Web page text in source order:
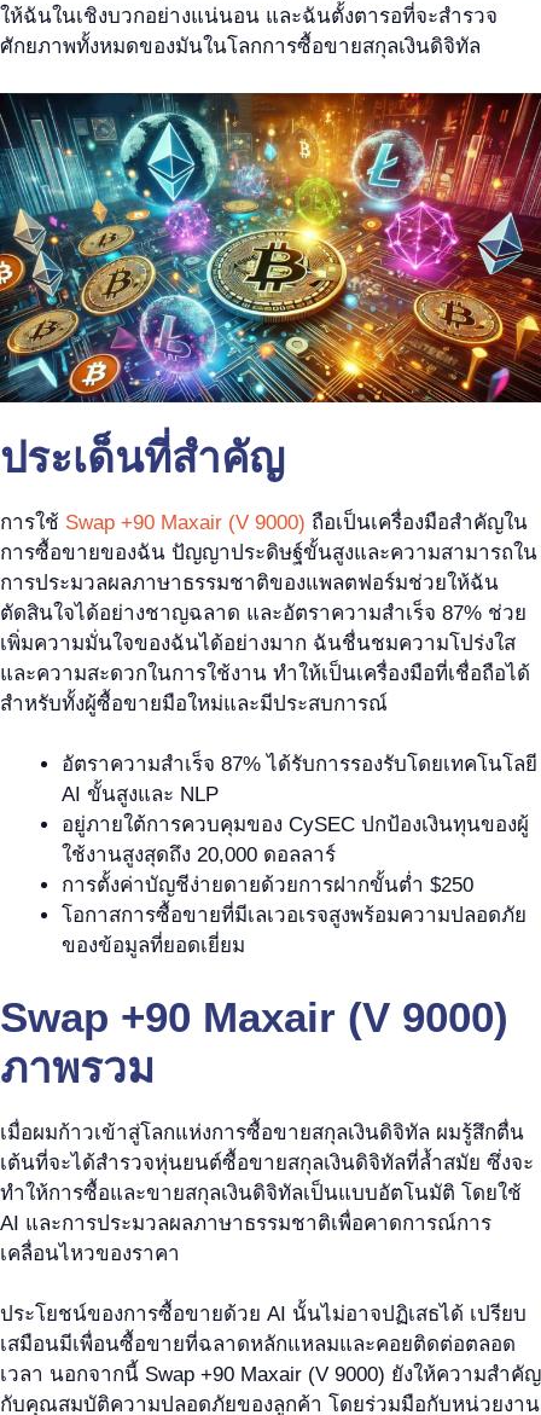
ให้ฉันในเชิงบวกอย่างแน่นอน และฉันตั้งตารอที่จะสำรวจ
ศักยภาพทั้งหมดของมันในโลกการซื้อขายสกุลเงินดิจิทัล
ประเด็นที่สำคัญ
การใช้ Swap +90 Maxair (V 9000) ถือเป็นเครื่องมือสำคัญใน
การซื้อขายของฉัน ปัญญาประดิษฐ์ขั้นสูงและความสามารถใน
การประมวลผลภาษาธรรมชาติของแพลตฟอร์มช่วยให้ฉัน
ตัดสินใจได้อย่างชาญฉลาด และอัตราความสำเร็จ 87% ช่วย
เพิ่มความมั่นใจของฉันได้อย่างมาก ฉันชื่นชมความโปร่งใส
และความสะดวกในการใช้งาน ทำให้เป็นเครื่องมือที่เชื่อถือได้
สำหรับทั้งผู้ซื้อขายมือใหม่และมีประสบการณ์
อัตราความสำเร็จ 87% ได้รับการรองรับโดยเทคโนโลยี
AI ขั้นสูงและ NLP
อยู่ภายใต้การควบคุมของ CySEC ปกป้องเงินทุนของผู้
ใช้งานสูงสุดถึง 20,000 ดอลลาร์
การตั้งค่าบัญชีง่ายดายด้วยการฝากขั้นต่ำ $250
โอกาสการซื้อขายที่มีเลเวอเรจสูงพร้อมความปลอดภัย
ของข้อมูลที่ยอดเยี่ยม
Swap +90 Maxair (V 9000)
ภาพรวม
เมื่อผมก้าวเข้าสู่โลกแห่งการซื้อขายสกุลเงินดิจิทัล ผมรู้สึกตื่น
เต้นที่จะได้สำรวจหุ่นยนต์ซื้อขายสกุลเงินดิจิทัลที่ล้ำสมัย ซึ่งจะ
ทำให้การซื้อและขายสกุลเงินดิจิทัลเป็นแบบอัตโนมัติ โดยใช้
AI และการประมวลผลภาษาธรรมชาติเพื่อคาดการณ์การ
เคลื่อนไหวของราคา
ประโยชน์ของการซื้อขายด้วย AI นั้นไม่อาจปฏิเสธได้ เปรียบ
เสมือนมีเพื่อนซื้อขายที่ฉลาดหลักแหลมและคอยติดต่อตลอด
เวลา นอกจากนี้ Swap +90 Maxair (V 9000) ยังให้ความสำคัญ
กับคุณสมบัติความปลอดภัยของลูกค้า โดยร่วมมือกับหน่วยงาน